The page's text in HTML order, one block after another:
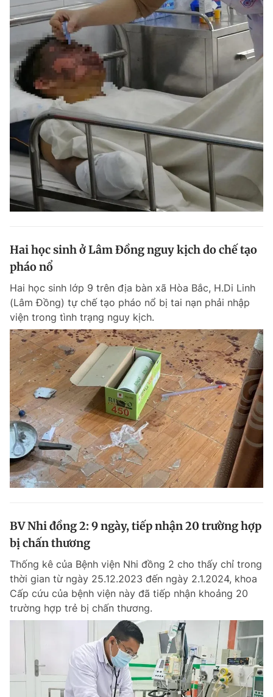
Hai học sinh ở Lâm Đồng nguy kịch do chế tạo
pháo nổ
Hai học sinh lớp 9 trên địa bàn xã Hòa Bắc, H.Di Linh
(Lâm Đồng) tự chế tạo pháo nổ bị tai nạn phải nhập
viện trong tình trạng nguy kịch.
BV Nhi đồng 2: 9 ngày, tiếp nhận 20 trường hợp
bị chấn thương
Thống kê của Bệnh viện Nhi đồng 2 cho thấy chỉ trong
thời gian từ ngày 25.12.2023 đến ngày 2.1.2024, khoa
Cấp cứu của bệnh viện này đã tiếp nhận khoảng 20
trường hợp trẻ bị chấn thương.